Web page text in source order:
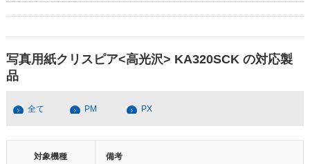
写真用紙クリスピア<高光沢> KA320SCK の対応製
品
全て PM PX
対象機種 備考